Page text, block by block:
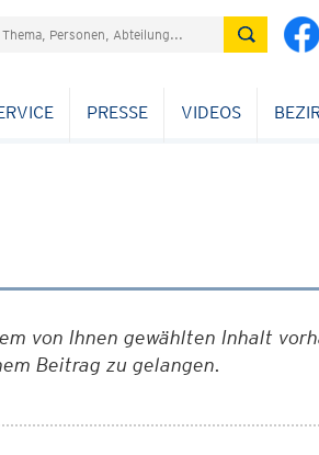
Suchefeld
PRESSE VIDEOS
von Ihnen gewählten Inhalt
einem Beitrag zu gelangen.